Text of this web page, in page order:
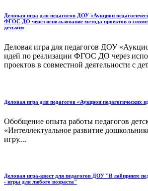
Деловая игра для педагогов ДОУ «Аукцион
ФГОС ДО через использование метода проектов в
детьми»
Деловая игра для педагогов ДОУ
идей по реализации ФГОС ДО через
проектов в совместной деятельности с
Деловая игра для педагогов «Аукцион педагогических
Обобщение опыта работы педагогов
«Интеллектуальное развитие
игру....
Деловая игра-квест для педагогов ДОУ "В лабиринте
- игры для любого возраста"